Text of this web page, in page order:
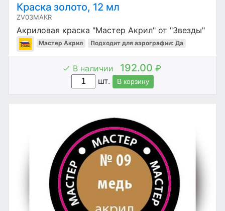
Краска золото, 12 мл
ZV03MAKR
Акриловая краска "Мастер Акрил" от "Звезды"
Мастер Акрил Подходит для аэрографии: Да
В наличии 192.00 ₽
шт.
В корзину